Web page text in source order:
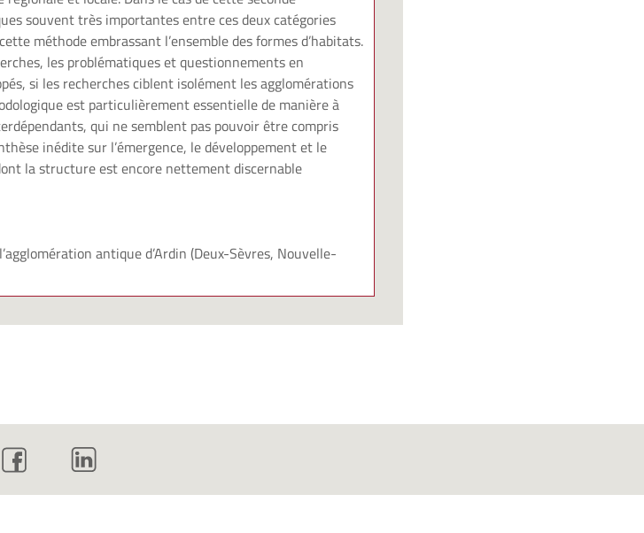
souvent très importantes entre ces deux catégories
méthode embrassant l’ensemble des formes d’habitats.
les problématiques et questionnements en
si les recherches ciblent isolément les agglomérations
est particulièrement essentielle de manière à
qui ne semblent pas pouvoir être compris
inédite sur l’émergence, le développement et le
la structure est encore nettement discernable
antique d’Ardin (Deux-Sèvres, Nouvelle-